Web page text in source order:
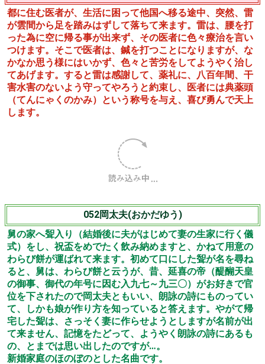
都に住む医者が、生活に困って他国へ移る途中、突然、雷
が雲間から足を踏みはずして落ちて来ます。雷は、腰を打
った為に空に帰る事が出来ず、その医者に色々療治を言い
つけます。そこで医者は、鍼を打つことになりますが、な
かなか思う様にはいかず、色々と苦労をしてようやく治し
てあげます。すると雷は感謝して、薬礼に、八百年間、干
害水害のないよう守ってやろうと約束し、医者には典薬頭
（てんにゃくのかみ）という称号を与え、喜び勇んで天上
します。
052岡太夫(おかだゆう)
舅の家へ聟入り（結婚後に夫がはじめて妻の生家に行く儀
式）をし、祝盃をめでたく飲み納めますと、かねて用意の